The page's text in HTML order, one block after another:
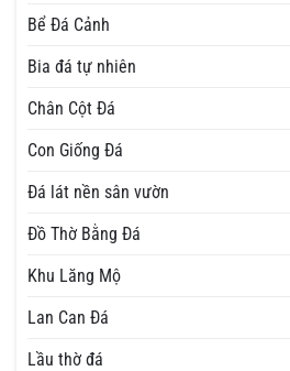
Bể Đá Cảnh
Bia đá tự nhiên
Chân Cột Đá
Con Giống Đá
Đá lát nền sân vườn
Đồ Thờ Bằng Đá
Khu Lăng Mộ
Lan Can Đá
Lầu thờ đá